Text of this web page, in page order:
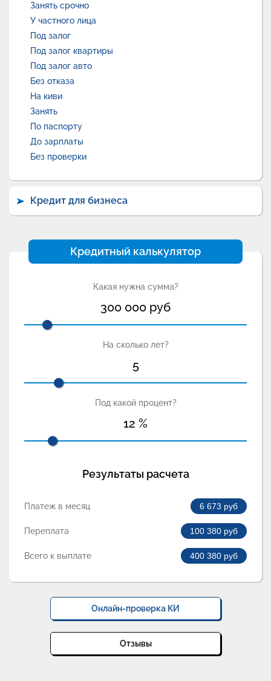
Занять срочно
У частного лица
Под залог
Под залог квартиры
Под залог авто
Без отказа
На киви
Занять
По паспорту
До зарплаты
Без проверки
Кредит для бизнеса
Кредитный калькулятор
Какая нужна сумма?
300 000 руб
На сколько лет?
5
Под какой процент?
12 %
Результаты расчета
Платеж в месяц 6 673 руб
Переплата 100 380 руб
Всего к выплате 400 380 руб
Онлайн-проверка КИ
Отзывы